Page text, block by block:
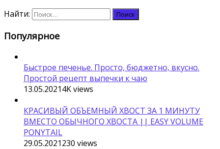
Найти:
Популярное
Быстрое печенье. Просто, бюджетно, вкусно.
Простой рецепт выпечки к чаю
13.05.20214Kviews
КРАСИВЫЙ ОБЪЕМНЫЙ ХВОСТ ЗА 1 МИНУТУ
ВМЕСТО ОБЫЧНОГО ХВОСТА || EASY VOLUME
PONYTAIL
29.05.2021230 views